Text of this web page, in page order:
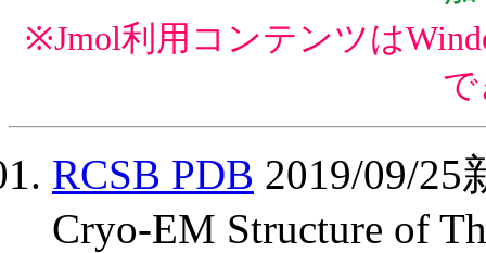
※Jmol利用コンテンツは
RCSB PDB 2019/09/
Cryo-EM Structure of